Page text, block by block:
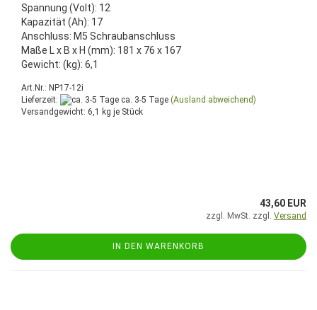
Spannung (Volt): 12
Kapazität (Ah): 17
Anschluss: M5 Schraubanschluss
Maße L x B x H (mm): 181 x 76 x 167
Gewicht: (kg): 6,1
Art.Nr.: NP17-12i
Lieferzeit:
ca. 3-5 Tage (Ausland abweichend)
Versandgewicht: 6,1 kg je Stück
43,60 EUR
zzgl. MwSt. zzgl. Versand
IN DEN WARENKORB